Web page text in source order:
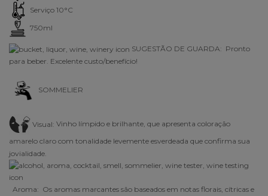
Serviço 10°C
750ml
SUGESTÃO DE GUARDA: Pronto
para beber. Excelente custo/benefício!
SOMMELIER
Visual: Vinho límpido e brilhante, que apresenta coloração
amarelo claro com tonalidade levemente esverdeada que confirma sua
jovialidade.
Aroma: Os aromas marcantes são baseados em notas florais, cítricas e